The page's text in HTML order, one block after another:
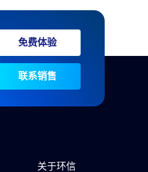
免费体验
联系销售
关于环信